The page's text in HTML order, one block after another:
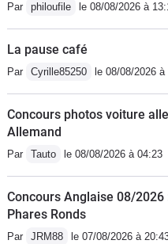
Par philoufile le 08/08/2026 à
La pause café
Par Cyrille85250 le 08/08/2026 à
Concours photos voiture
Allemand
Par Tauto le 08/08/2026 à 04:23
Concours Anglaise 08/
Phares Ronds
Par JRM88 le 07/08/2026 à